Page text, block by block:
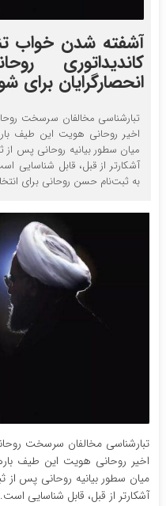
آشفته شدن خواب
کاندیداتوری
انحصارگرایان برای
تبارشناسی مخالفان سرسخت
اخیر روحانی هویت این طیف
میان سطور بیانیه روحانی پس از
آشکارتر از قبل، قابل شناسایی
به ثبت‌نام حسن روحانی برای
تبارشناسی مخالفان سرسخت
اخیر روحانی هویت این طیف
میان سطور بیانیه روحانی پس از
آشکارتر از قبل، قابل شناسایی است.